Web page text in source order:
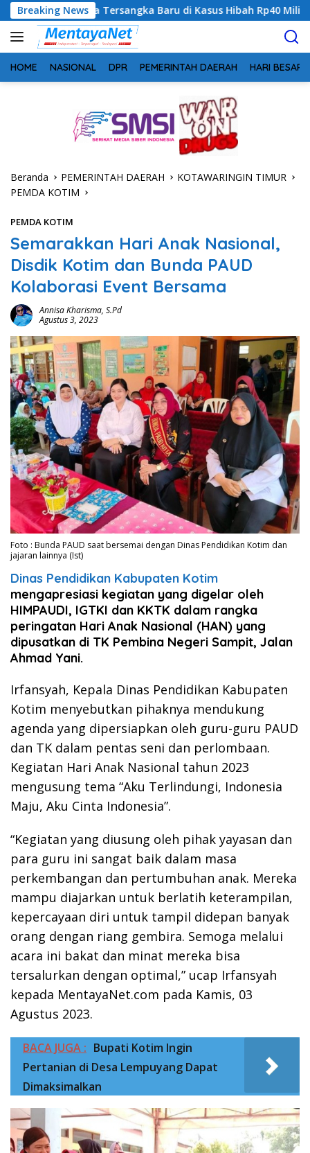
Langsung
ke
konten
Breaking NewsBaru di Kasus Hibah Rp40 Miliar Bukan
HOME NASIONAL DPR PEMERINTAH DAERAH HARI BESAR
Beranda PEMERINTAH DAERAH
KOTAWARINGIN TIMUR
PEMDA KOTIM
PEMDA KOTIM
Semarakkan Hari Anak Nasional,
Disdik Kotim dan Bunda PAUD
Kolaborasi Event Bersama
Annisa Kharisma, S.Pd
Agustus 3, 2023
Foto : Bunda PAUD saat bersemai dengan Dinas Pendidikan Kotim dan
jajaran lainnya (Ist)
Dinas Pendidikan Kabupaten Kotim
mengapresiasi kegiatan yang digelar oleh
HIMPAUDI, IGTKI dan KKTK dalam rangka
peringatan Hari Anak Nasional (HAN) yang
dipusatkan di TK Pembina Negeri Sampit, Jalan
Ahmad Yani.
Irfansyah, Kepala Dinas Pendidikan Kabupaten
Kotim menyebutkan pihaknya mendukung
agenda yang dipersiapkan oleh guru-guru PAUD
dan TK dalam pentas seni dan perlombaan.
Kegiatan Hari Anak Nasional tahun 2023
mengusung tema “Aku Terlindungi, Indonesia
Maju, Aku Cinta Indonesia”.
“Kegiatan yang diusung oleh pihak yayasan dan
para guru ini sangat baik dalam masa
perkembangan dan pertumbuhan anak. Mereka
mampu diajarkan untuk berlatih keterampilan,
kepercayaan diri untuk tampil didepan banyak
orang dengan riang gembira. Semoga melalui
acara ini bakat dan minat mereka bisa
tersalurkan dengan optimal,” ucap Irfansyah
kepada MentayaNet.com pada Kamis, 03
Agustus 2023.
BACA JUGA : Bupati Kotim Ingin
Pertanian di Desa Lempuyang Dapat
Dimaksimalkan